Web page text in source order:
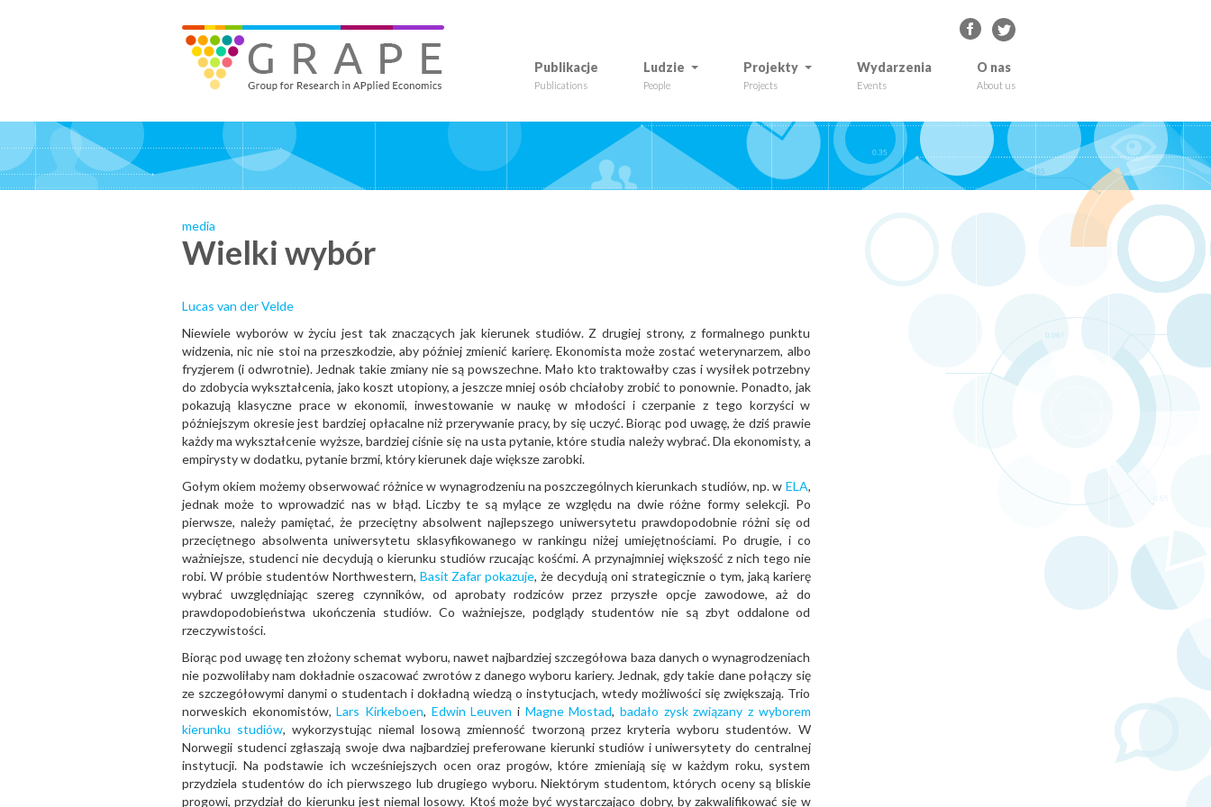
GRAPE - Group for Research in APplied Economics
Publikacje
Publications
Ludzie
People
Projekty
Projects
Wydarzenia
Events
O nas
About us
media
Wielki wybór
Lucas van der Velde
Niewiele wyborów w życiu jest tak znaczących jak kierunek studiów. Z drugiej strony, z formalnego punktu
widzenia, nic nie stoi na przeszkodzie, aby później zmienić karierę. Ekonomista może zostać weterynarzem, albo
fryzjerem (i odwrotnie). Jednak takie zmiany nie są powszechne. Mało kto traktowałby czas i wysiłek potrzebny
do zdobycia wykształcenia, jako koszt utopiony, a jeszcze mniej osób chciałoby zrobić to ponownie. Ponadto, jak
pokazują klasyczne prace w ekonomii, inwestowanie w naukę w młodości i czerpanie z tego korzyści w
późniejszym okresie jest bardziej opłacalne niż przerywanie pracy, by się uczyć. Biorąc pod uwagę, że dziś prawie
każdy ma wykształcenie wyższe, bardziej ciśnie się na usta pytanie, które studia należy wybrać. Dla ekonomisty, a
empirysty w dodatku, pytanie brzmi, który kierunek daje większe zarobki.
Gołym okiem możemy obserwować różnice w wynagrodzeniu na poszczególnych kierunkach studiów, np. w ELA,
jednak może to wprowadzić nas w błąd. Liczby te są mylące ze względu na dwie różne formy selekcji. Po
pierwsze, należy pamiętać, że przeciętny absolwent najlepszego uniwersytetu prawdopodobnie różni się od
przeciętnego absolwenta uniwersytetu sklasyfikowanego w rankingu niżej umiejętnościami. Po drugie, i co
ważniejsze, studenci nie decydują o kierunku studiów rzucając kośćmi. A przynajmniej większość z nich tego nie
robi. W próbie studentów Northwestern, Basit Zafar pokazuje, że decydują oni strategicznie o tym, jaką karierę
wybrać uwzględniając szereg czynników, od aprobaty rodziców przez przyszłe opcje zawodowe, aż do
prawdopodobieństwa ukończenia studiów. Co ważniejsze, podglądy studentów nie są zbyt oddalone od
rzeczywistości.
Biorąc pod uwagę ten złożony schemat wyboru, nawet najbardziej szczegółowa baza danych o wynagrodzeniach
nie pozwoliłaby nam dokładnie oszacować zwrotów z danego wyboru kariery. Jednak, gdy takie dane połączy się
ze szczegółowymi danymi o studentach i dokładną wiedzą o instytucjach, wtedy możliwości się zwiększają. Trio
norweskich ekonomistów,Lars Kirkeboen, Edwin Leuven i Magne Mostad, badało zysk związany z wyborem
kierunku studiów, wykorzystując niemal losową zmienność tworzoną przez kryteria wyboru studentów. W
Norwegii studenci zgłaszają swoje dwa najbardziej preferowane kierunki studiów i uniwersytety do centralnej
instytucji. Na podstawie ich wcześniejszych ocen oraz progów, które zmieniają się w każdym roku, system
przydziela studentów do ich pierwszego lub drugiego wyboru. Niektórym studentom, których oceny są bliskie
progowi, przydział do kierunku jest niemal losowy. Ktoś może być wystarczająco dobry, by zakwalifikować się w